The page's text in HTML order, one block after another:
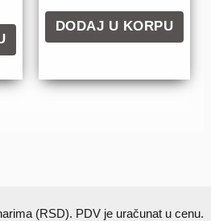
DODAJ U KORPU
(RSD). PDV je uračunat u cenu.